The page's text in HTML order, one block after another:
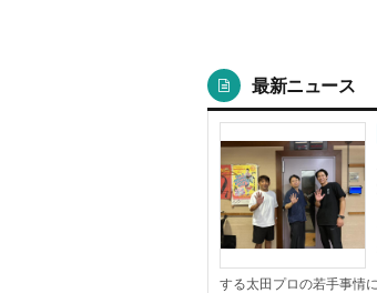
最新ニュース
する太田プロの若手事情